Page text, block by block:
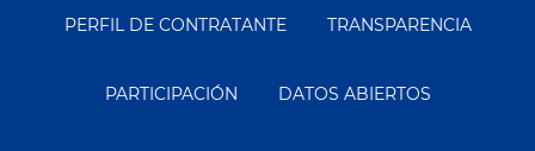
Menu
PERFIL DE CONTRATANTE TRANSPARENCIA
PARTICIPACIÓN DATOS ABIERTOS